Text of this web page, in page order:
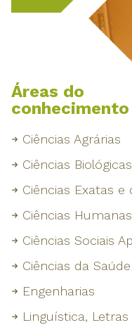
Áreas do
conhecimento
Ciências Agrárias
Ciências Biológicas
Ciências Exatas e
Ciências Humanas
Ciências Sociais
Ciências da Saúde
Engenharias
Linguística, Letras